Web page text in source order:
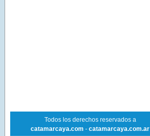
Todos los derechos reservados a
catamarcaya.com - catamarcaya.com.ar